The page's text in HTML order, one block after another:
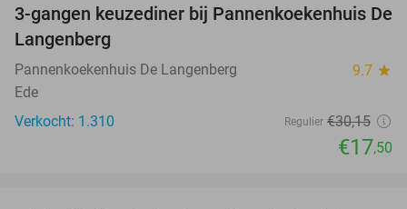
42%
3-gangen keuzediner bij Pannenkoekenhuis De
Langenberg
Pannenkoekenhuis De Langenberg 9.7 star
Ede
Verkocht: 1.310
Regulier €30,15
€17,50